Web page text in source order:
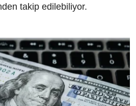
takip edilebiliyor.